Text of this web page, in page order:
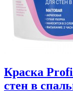
Краска
стен в